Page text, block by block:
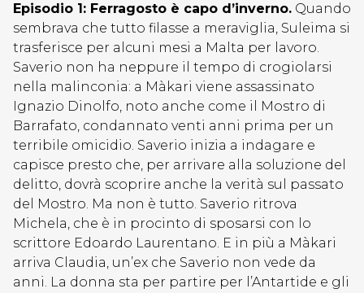
Episodio 1: Ferragosto è capo d’inverno. Quando
sembrava che tutto filasse a meraviglia, Suleima si
trasferisce per alcuni mesi a Malta per lavoro.
Saverio non ha neppure il tempo di crogiolarsi
nella malinconia: a Màkari viene assassinato
Ignazio Dinolfo, noto anche come il Mostro di
Barrafato, condannato venti anni prima per un
terribile omicidio. Saverio inizia a indagare e
capisce presto che, per arrivare alla soluzione del
delitto, dovrà scoprire anche la verità sul passato
del Mostro. Ma non è tutto. Saverio ritrova
Michela, che è in procinto di sposarsi con lo
scrittore Edoardo Laurentano. E in più a Màkari
arriva Claudia, un’ex che Saverio non vede da
anni. La donna sta per partire per l’Antartide e gli